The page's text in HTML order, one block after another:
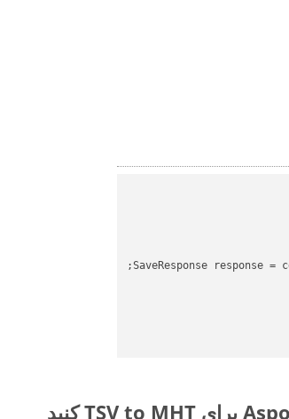
SaveResponse response